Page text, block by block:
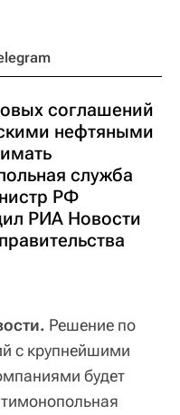
соглашений
нефтяными
служба
РФ
РИА Новости
Решение по
с крупнейшими
будет